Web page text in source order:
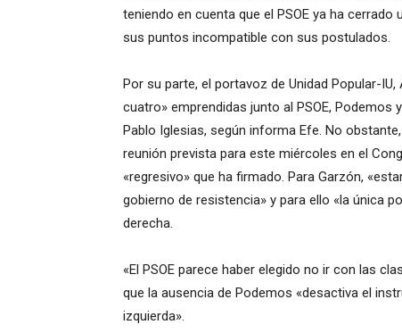
teniendo en cuenta que el PSOE ya ha
sus puntos incompatible con sus postulados.
Por su parte, el portavoz de Unidad Popular-
cuatro» emprendidas junto al PSOE,
Pablo Iglesias, según informa Efe. No
reunión prevista para este miércoles en el
«regresivo» que ha firmado. Para Garzón,
gobierno de resistencia» y para ello «la única
derecha.
«El PSOE parece haber elegido no ir con las
que la ausencia de Podemos «desactiva el
izquierda».